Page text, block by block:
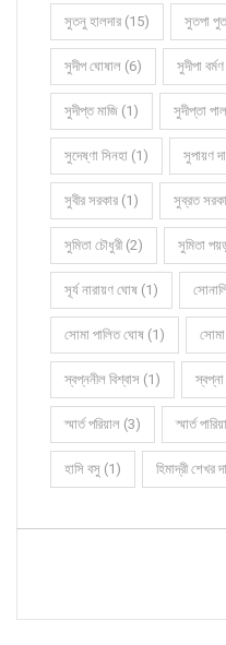
সুতনু হালদার (15) সুতপা
সুদীপ ঘোষাল (6) সুদীপা
সুদীপ্ত মাজি (1) সুদীপ্তা
সুদেষ্ণা সিনহা (1) সুপায়ণ
সুবীর সরকার (1) সুব্রত
সুমিতা চৌধুরী (2) সুমিতা
সূর্য নারায়ণ ঘোষ (1)
সোমা পালিত ঘোষ (1) সোমা
স্বপ্ননীল বিশ্বাস (1)
স্মার্ত পরিয়াল (3) স্মার্ত
হাসি বসু (1) হিমাদ্রী শেখর